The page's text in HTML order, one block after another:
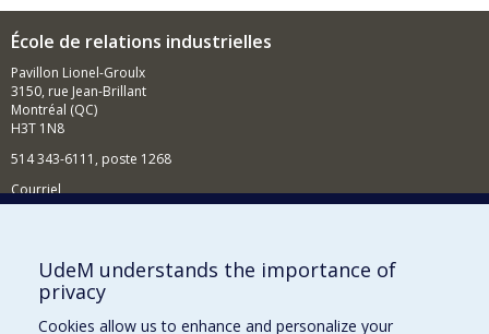
École de relations industrielles
Pavillon Lionel-Groulx
3150, rue Jean-Brillant
Montréal (QC)
H3T 1N8
514 343-6111, poste 1268
Courriel
Comment soutenir l'École?
BESOIN D'AIDE?
Plan du site
UdeM understands the importance of
privacy
Cookies allow us to enhance and personalize your